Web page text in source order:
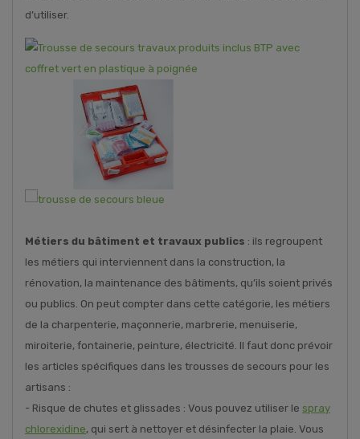
d’utiliser.
Métiers du bâtiment et travaux publics : ils regroupent
les métiers qui interviennent dans la construction, la
rénovation, la maintenance des bâtiments, qu’ils soient privés
ou publics. On peut compter dans cette catégorie, les métiers
de la charpenterie, maçonnerie, marbrerie, menuiserie,
miroiterie, fontainerie, peinture, électricité. Il faut donc prévoir
les articles spécifiques dans les trousses de secours pour les
artisans :
- Risque de chutes et glissades : Vous pouvez utiliser le spray
chlorexidine, qui sert à nettoyer et désinfecter la plaie. Vous